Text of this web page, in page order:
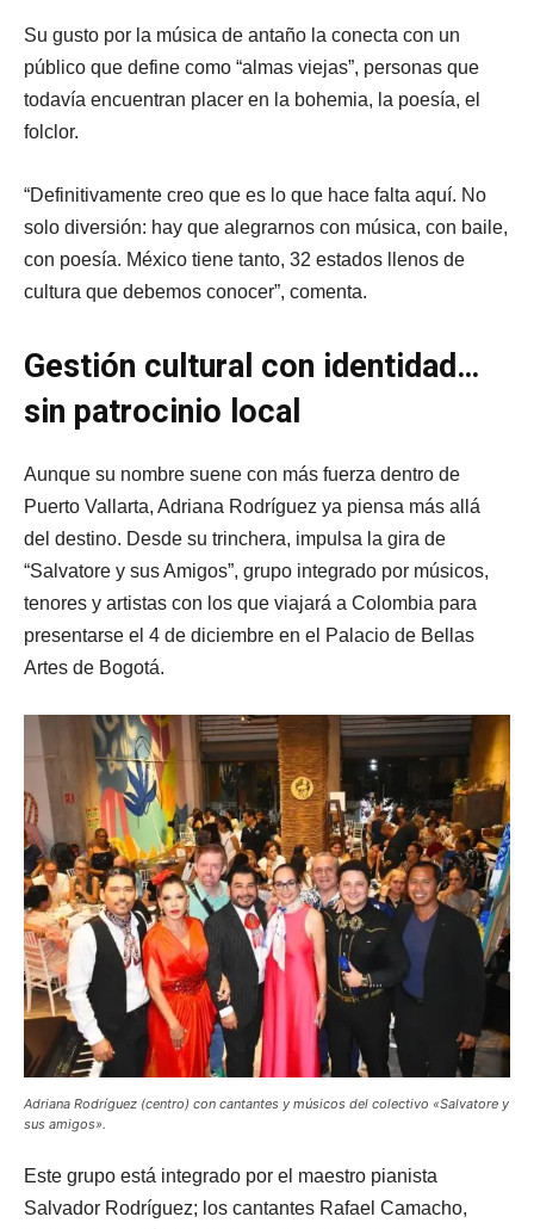
Su gusto por la música de antaño la conecta con un
público que define como “almas viejas”, personas que
todavía encuentran placer en la bohemia, la poesía, el
folclor.
“Definitivamente creo que es lo que hace falta aquí. No
solo diversión: hay que alegrarnos con música, con baile,
con poesía. México tiene tanto, 32 estados llenos de
cultura que debemos conocer”, comenta.
Gestión cultural con identidad…
sin patrocinio local
Aunque su nombre suene con más fuerza dentro de
Puerto Vallarta, Adriana Rodríguez ya piensa más allá
del destino. Desde su trinchera, impulsa la gira de
“Salvatore y sus Amigos”, grupo integrado por músicos,
tenores y artistas con los que viajará a Colombia para
presentarse el 4 de diciembre en el Palacio de Bellas
Artes de Bogotá.
Adriana Rodríguez (centro) con cantantes y músicos del colectivo «Salvatore y
sus amigos».
Este grupo está integrado por el maestro pianista
Salvador Rodríguez; los cantantes Rafael Camacho,